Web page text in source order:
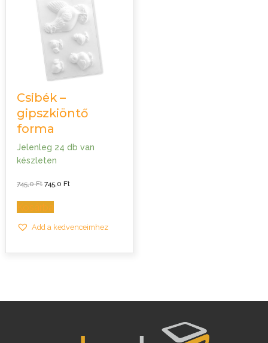
Csibék –
gipszkiöntő
forma
Jelenleg 24 db van
készleten
745,0FtOriginal
745,0 Ft.
745,0FtCurrent
Kosárba
Add a kedvenceimhez